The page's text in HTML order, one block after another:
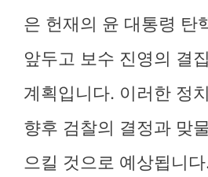
은 헌재의 윤 대통령 탄
앞두고 보수 진영의 결
계획입니다. 이러한 정
향후 검찰의 결정과 맞
으킬 것으로 예상됩니